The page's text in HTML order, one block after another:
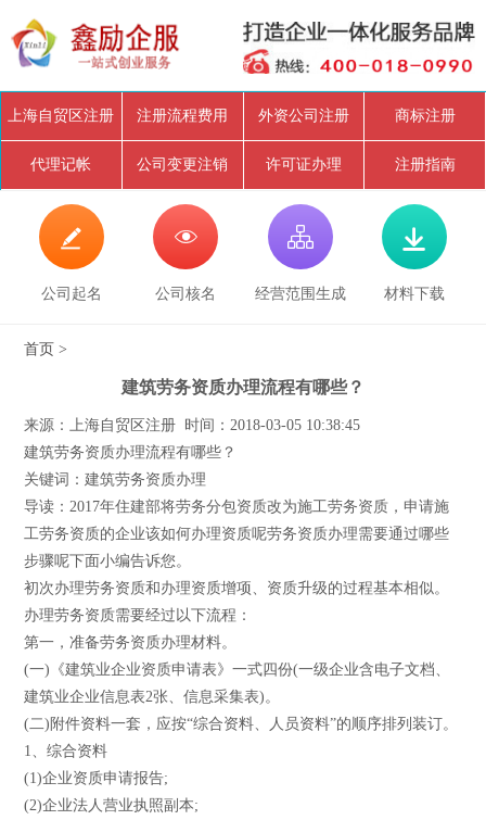
上海自贸区注册 注册流程费用 外资公司注册 商标注册
代理记帐 公司变更注销 许可证办理 注册指南

公司起名

公司核名

经营范围生成

材料下载
首页 >
建筑劳务资质办理流程有哪些？
来源：上海自贸区注册 时间：2018-03-05 10:38:45
建筑劳务资质办理流程有哪些？
关键词：建筑劳务资质办理
导读：2017年住建部将劳务分包资质改为施工劳务资质，申请施
工劳务资质的企业该如何办理资质呢劳务资质办理需要通过哪些
步骤呢下面小编告诉您。
初次办理劳务资质和办理资质增项、资质升级的过程基本相似。
办理劳务资质需要经过以下流程：
第一，准备劳务资质办理材料。
(一)《建筑业企业资质申请表》一式四份(一级企业含电子文档、
建筑业企业信息表2张、信息采集表)。
(二)附件资料一套，应按“综合资料、人员资料”的顺序排列装订。
1、综合资料
(1)企业资质申请报告;
(2)企业法人营业执照副本;